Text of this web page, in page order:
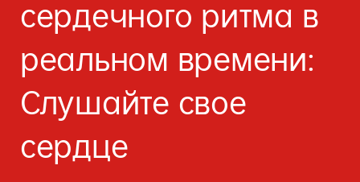
сердечного ритма в
реальном времени:
Слушайте свое
сердце